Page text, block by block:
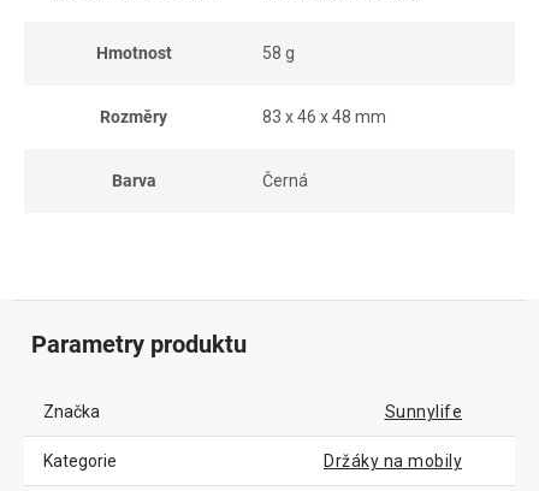
Hmotnost 58 g
Rozměry 83 x 46 x 48 mm
Barva Černá
Parametry produktu
Značka Sunnylife
Kategorie Držáky na mobily